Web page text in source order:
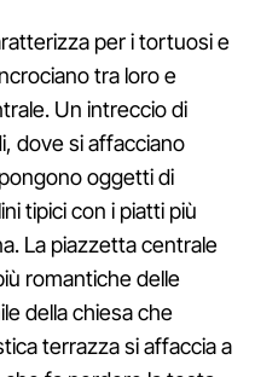
per i tortuosi e
tra loro e
Un intreccio di
dove si affacciano
oggetti di
tipici con i piatti più
La piazzetta centrale
romantiche delle
della chiesa che
terrazza si affaccia a